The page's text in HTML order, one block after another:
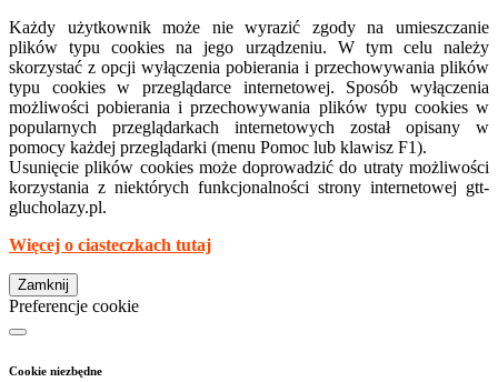
Każdy użytkownik może nie wyrazić zgody na umieszczanie
plików typu cookies na jego urządzeniu. W tym celu należy
skorzystać z opcji wyłączenia pobierania i przechowywania plików
typu cookies w przeglądarce internetowej. Sposób wyłączenia
możliwości pobierania i przechowywania plików typu cookies w
popularnych przeglądarkach internetowych został opisany w
pomocy każdej przeglądarki (menu Pomoc lub klawisz F1).
Usunięcie plików cookies może doprowadzić do utraty możliwości
korzystania z niektórych funkcjonalności strony internetowej gtt-
glucholazy.pl.
Więcej o ciasteczkach tutaj
Zamknij
Preferencje cookie
Cookie niezbędne